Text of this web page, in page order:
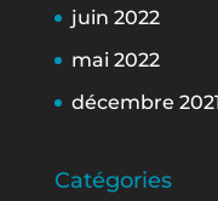
juin 2022
mai 2022
décembre
Catégories